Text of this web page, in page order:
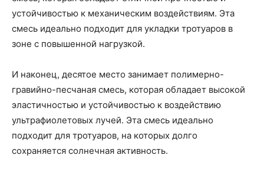
устойчивостью к механическим воздействиям. Эта
смесь идеально подходит для укладки тротуаров в
зоне с повышенной нагрузкой.
И наконец, десятое место занимает полимерно-
гравийно-песчаная смесь, которая обладает высокой
эластичностью и устойчивостью к воздействию
ультрафиолетовых лучей. Эта смесь идеально
подходит для тротуаров, на которых долго
сохраняется солнечная активность.